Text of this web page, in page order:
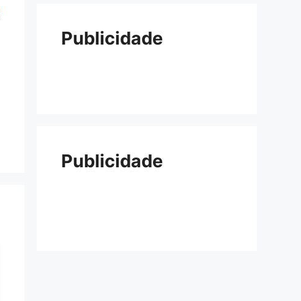
Publicidade
Publicidade